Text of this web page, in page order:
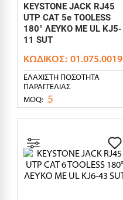
KEYSTONE JACK RJ45
UTP CAT 5e TOOLESS
180° ΛΕΥΚΟ ΜΕ UL KJ5-
11 SUT
ΚΩΔΙΚΌΣ: 01.075.0019
ΕΛΆΧΙΣΤΗ ΠΟΣΌΤΗΤΑ
ΠΑΡΑΓΓΕΛΊΑΣ
MOQ: 5